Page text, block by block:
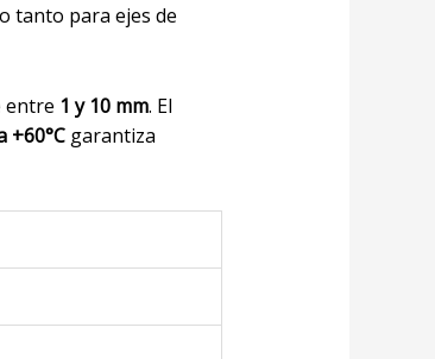
tanto para ejes de
entre 1 y 10 mm. El
+60°Cgarantiza